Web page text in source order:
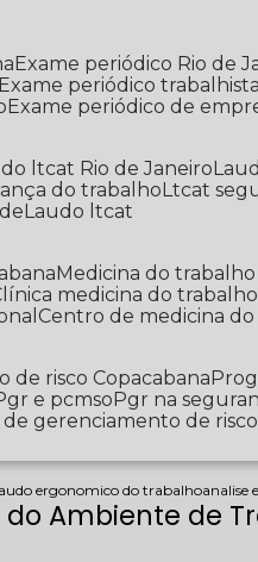
Exame periódico Rio de
Exame periódico trabalhista
Exame periódico de
ltcat Rio de Janeiro
do trabalho Ltcat
Laudo ltcat
Medicina do
Clínica medicina do trabalho
Centro de medicina
de risco Copacabana
Pgr e pcmso Pgr na
de gerenciamento de risco
ergonomico do trabalhoanalise
Ambiente de